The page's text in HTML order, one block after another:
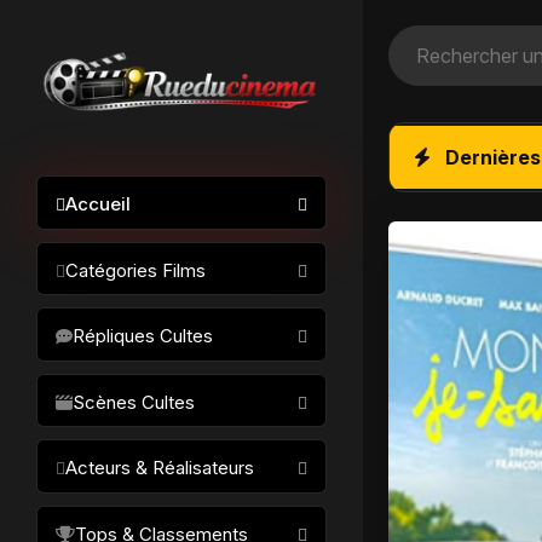
Accueil
Catégories Films
Science-fiction
Drame / Thriller
Comédie/humour
Horreur
Fantastique
Répliques Cultes
Scènes Cultes
Acteurs & Réalisateurs
Tops & Classements